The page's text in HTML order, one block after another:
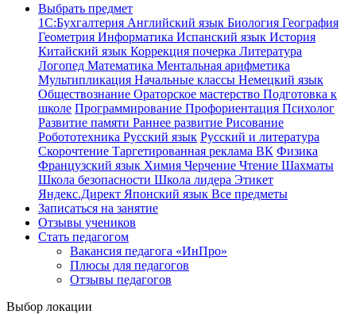
Выбрать предмет
1С:Бухгалтерия Английский язык Биология География
Геометрия Информатика Испанский язык История
Китайский язык Коррекция почерка Литература
Логопед Математика Ментальная арифметика
Мультипликация Начальные классы Немецкий язык
Обществознание Ораторское мастерство Подготовка к
школе Программирование Профориентация Психолог
Развитие памяти Раннее развитие Рисование
Робототехника Русский язык Русский и литература
Скорочтение Таргетированная реклама ВК Физика
Французский язык Химия Черчение Чтение Шахматы
Школа безопасности Школа лидера Этикет
Яндекс.Директ Японский язык Все предметы
Записаться на занятие
Отзывы учеников
Стать педагогом
Вакансия педагога «ИнПро»
Плюсы для педагогов
Отзывы педагогов
Выбор локации